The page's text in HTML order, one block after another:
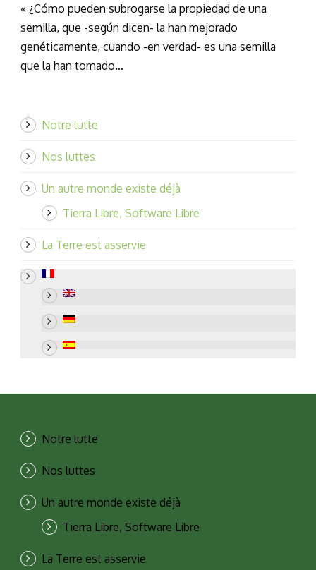
« ¿Cómo pueden subrogarse la propiedad de una
semilla, que -según dicen- la han mejorado
genéticamente, cuando -en verdad- es una semilla
que la han tomado...
Notre lutte
Nos luttes
Un autre monde existe déjà
Tierra Libre, Software Libre
La Terre est asservie
Notre lutte
Nos luttes
Un autre monde existe déjà
Tierra Libre, Software Libre
La Terre est asservie